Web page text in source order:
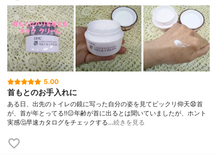
5.00
首もとのお手入れに
ある日、出先のトイレの鏡に写った自分の姿を見てビックリ仰天😧首
が、首が年とってる‼️😑年齢が首に出るとは聞いていましたが、ホント
実感🤔早速カタログをチェックする…続きを見る